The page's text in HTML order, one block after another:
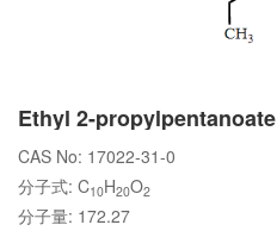
Ethyl 2-propylpentanoate
CAS No: 17022-31-0
分子式: C10H20O2
分子量: 172.27